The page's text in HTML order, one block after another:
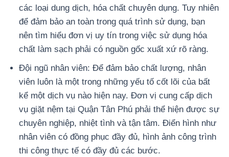
các loại dung dịch, hóa chất chuyên dụng. Tuy nhiên
để đảm bảo an toàn trong quá trình sử dụng, bạn
nên tìm hiểu đơn vị uy tín trong việc sử dụng hóa
chất làm sạch phải có nguồn gốc xuất xứ rõ ràng.
Đội ngũ nhân viên: Để đảm bảo chất lượng, nhân
viên luôn là một trong những yếu tố cốt lõi của bất
kể một dịch vụ nào hiện nay. Đơn vị cung cấp dịch
vụ giặt nệm tại Quận Tân Phú phải thể hiện được sự
chuyên nghiệp, nhiệt tình và tận tâm. Điển hình như
nhân viên có đồng phục đầy đủ, hình ảnh công trình
thi công thực tế có đầy đủ các bước.